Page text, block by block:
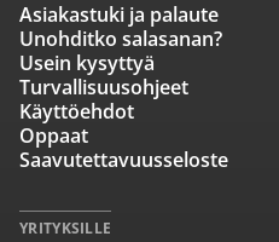
Asiakastuki ja palaute
Unohditko salasanan?
Usein kysyttyä
Turvallisuusohjeet
Käyttöehdot
Oppaat
Saavutettavuusseloste
YRITYKSILLE